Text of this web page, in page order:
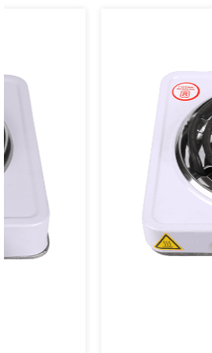
duradero. El acabado con
no solo proporciona una
que también protege el
corrosión, lo que lo hace
ambientes húmedos o cerca
construcción de metal
garantiza que su ropa y ropa
su forma y no tengan
patas antideslizantes